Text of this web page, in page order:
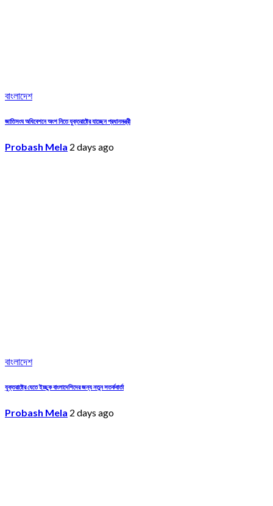
বাংলাদেশ
জাতিসংঘ অধিবেশনে অংশ নিতে যুক্তরাষ্ট্রে যাচ্ছেন প্রধানমন্ত্রী
Probash Mela 2 days ago
বাংলাদেশ
যুক্তরাষ্ট্রে যেতে ইচ্ছুক বাংলাদেশিদের জন্য নতুন সতর্কবার্তা
Probash Mela 2 days ago